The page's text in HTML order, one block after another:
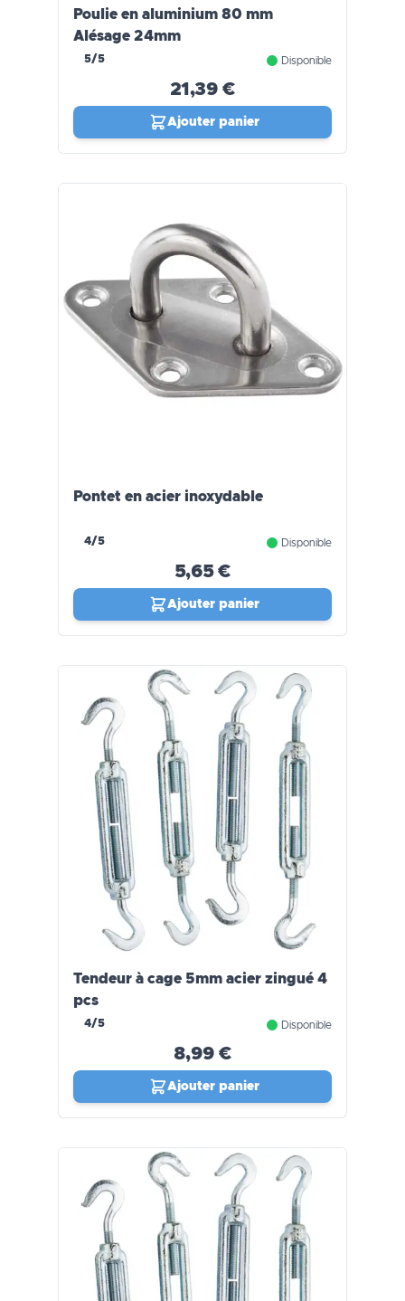
Poulie en aluminium 80 mm
Alésage 24mm
5/5 Disponible
21,39 €
Ajouter panier
Pontet en acier inoxydable
4/5 Disponible
5,65 €
Ajouter panier
Tendeur à cage 5mm acier zingué 4
pcs
4/5 Disponible
8,99 €
Ajouter panier